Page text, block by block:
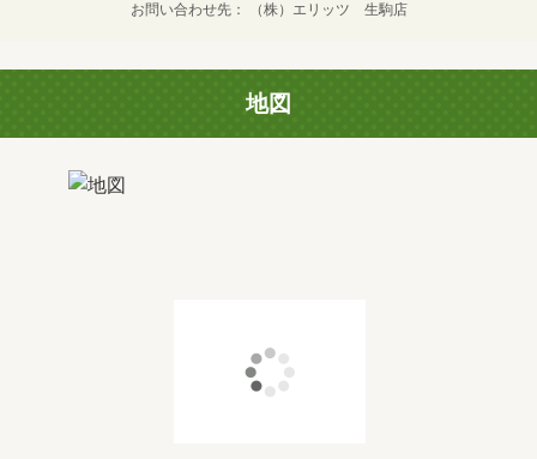
お問い合わせ先 （株）エリッツ 生駒店
地図